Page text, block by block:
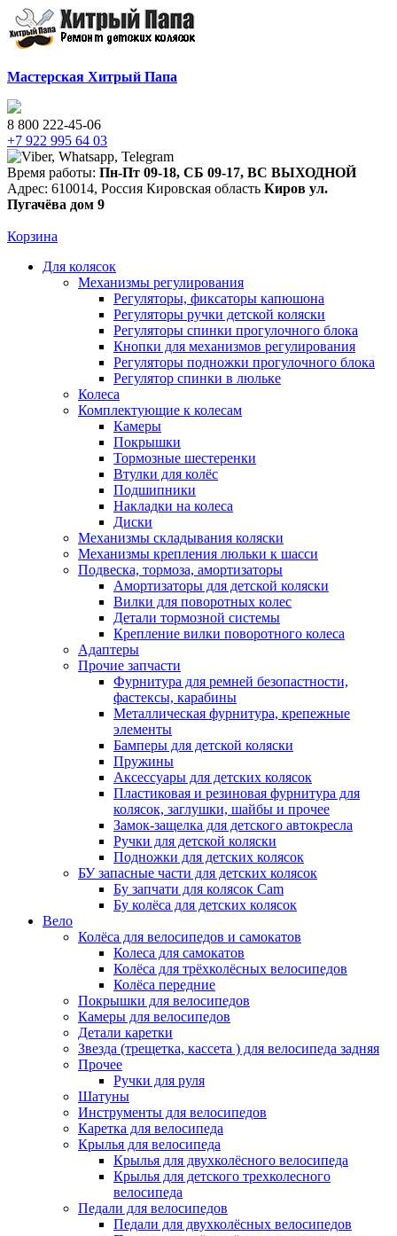
Мастерская Хитрый Папа
8 800 222-45-06
+7 922 995 64 03
Время работы: Пн-Пт 09-18, СБ 09-17, ВС ВЫХОДНОЙ
Адрес: 610014, Россия Кировская область Киров ул.
Пугачёва дом 9
Корзина
Для колясок
Механизмы регулирования
Регуляторы, фиксаторы капюшона
Регуляторы ручки детской коляски
Регуляторы спинки прогулочного блока
Кнопки для механизмов регулирования
Регуляторы подножки прогулочного блока
Регулятор спинки в люльке
Колеса
Комплектующие к колесам
Камеры
Покрышки
Тормозные шестеренки
Втулки для колёс
Подшипники
Накладки на колеса
Диски
Механизмы складывания коляски
Механизмы крепления люльки к шасси
Подвеска, тормоза, амортизаторы
Амортизаторы для детской коляски
Вилки для поворотных колес
Детали тормозной системы
Крепление вилки поворотного колеса
Адаптеры
Прочие запчасти
Фурнитура для ремней безопастности,
фастексы, карабины
Металлическая фурнитура, крепежные
элементы
Бамперы для детской коляски
Пружины
Аксессуары для детских колясок
Пластиковая и резиновая фурнитура для
колясок, заглушки, шайбы и прочее
Замок-защелка для детского автокресла
Ручки для детской коляски
Подножки для детских колясок
БУ запасные части для детских колясок
Бу запчати для колясок Cam
Бу колёса для детских колясок
Вело
Колёса для велосипедов и самокатов
Колеса для самокатов
Колёса для трёхколёсных велосипедов
Колёса передние
Покрышки для велосипедов
Камеры для велосипедов
Детали каретки
Звезда (трещетка, кассета ) для велосипеда задняя
Прочее
Ручки для руля
Шатуны
Инструменты для велосипедов
Каретка для велосипеда
Крылья для велосипеда
Крылья для двухколёсного велосипеда
Крылья для детского трехколесного
велосипеда
Педали для велосипедов
Педали для двухколёсных велосипедов